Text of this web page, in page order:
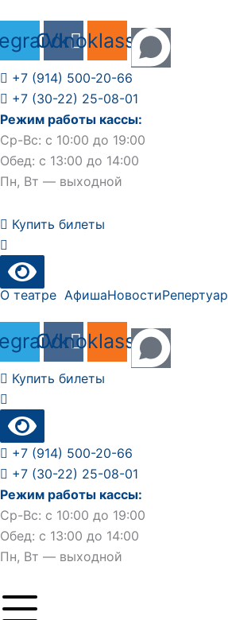
содержимому
Vk
Odnoklassniki
+7 (914) 500-20-66
+7 (30-22) 25-08-01
Режим работы кассы:
Ср-Вс: с 10:00 до 19:00
Обед: с 13:00 до 14:00
Пн, Вт — выходной
Купить билеты
О театре АфишаНовостиРепертуар
Vk
Odnoklassniki
Купить билеты
+7 (914) 500-20-66
+7 (30-22) 25-08-01
Режим работы кассы:
Ср-Вс: с 10:00 до 19:00
Обед: с 13:00 до 14:00
Пн, Вт — выходной